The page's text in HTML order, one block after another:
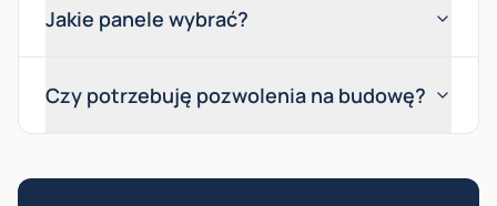
Jakie panele wybrać?
Czy potrzebuję pozwolenia na budowę?